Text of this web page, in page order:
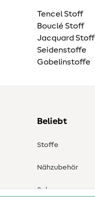
Tencel Stoff
Bouclé Stoff
Jacquard Stoff
Seidenstoffe
Gobelinstoffe
Beliebt
Stoffe
Nähzubehör
Sale